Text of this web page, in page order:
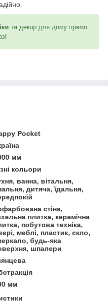
та декор для дому прямо
Pocket
мм
кольори
ванна, вітальня,
дитяча, їдальня,
стіна,
плитка, керамічна
побутова техніка,
меблі, пластик, скло,
будь-яка
шпалери
мм